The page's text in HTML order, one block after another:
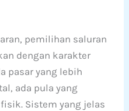
pemilihan saluran
dengan karakter
pasar yang lebih
ada pula yang
Sistem yang jelas